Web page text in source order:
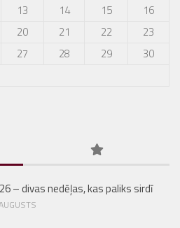
13 14 15
16
20 21 22
23
27 28 29
30
– divas nedēļas, kas paliks sirdī